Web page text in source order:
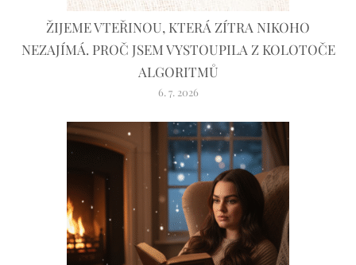
ŽIJEME VTEŘINOU, KTERÁ ZÍTRA NIKOHO
NEZAJÍMÁ. PROČ JSEM VYSTOUPILA Z KOLOTOČE
ALGORITMŮ
6. 7. 2026